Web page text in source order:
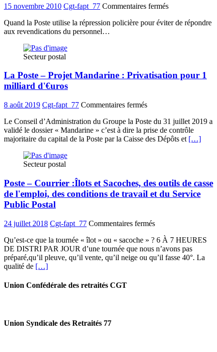
15 novembre 2010 Cgt-fapt_77 Commentaires ferméssur
Facteurs
2010
Quand la Poste utilise la répression policière pour éviter de répondre
aux revendications du personnel…
Secteur postal
La Poste – Projet Mandarine : Privatisation pour 1
milliard d'€uros
8 août 2019 Cgt-fapt_77 Commentaires ferméssur
Poste
–
Projet
1
milliard
d'€uros
Le Conseil d’Administration du Groupe la Poste du 31 juillet 2019 a
validé le dossier « Mandarine » c’est à dire la prise de contrôle
majoritaire du capital de la Poste par la Caisse des Dépôts et […]
Secteur postal
Poste – Courrier :Îlots et Sacoches, des outils de casse
de l'emploi, des conditions de travail et du Service
Public Postal
24 juillet 2018 Cgt-fapt_77 Commentaires ferméssur
–
Courrier
:Îlots
Qu’est-ce que la tournée « îlot » ou « sacoche » ? 6 À 7 HEURES
DE DISTRI PAR JOUR d’une tournée que nous n’avons pas
préparé,qu’il pleuve, qu’il vente, qu’il neige ou qu’il fasse 40°. La
qualité de […]
Union Confédérale des retraités CGT
Union Syndicale des Retraités 77